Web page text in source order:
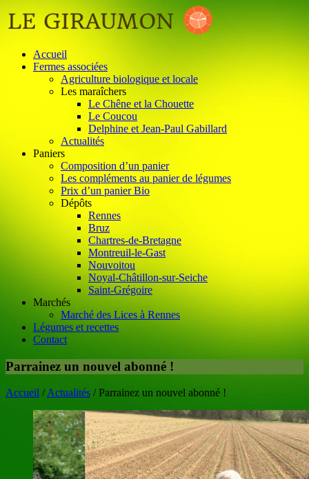
Accueil
Fermes associées
Agriculture biologique et locale
Les maraîchers
Le Chêne et la Chouette
Le Coucou
Delphine et Jean-Paul Gabillard
Actualités
Paniers
Composition d’un panier
Les compléments au panier de légumes
Prix d’un panier Bio
Dépôts
Rennes
Bruz
Chartres-de-Bretagne
Montreuil-le-Gast
Nouvoitou
Noyal-Châtillon-sur-Seiche
Saint-Grégoire
Marchés
Marché des Lices à Rennes
Légumes et recettes
Contact
Parrainez un nouvel abonné !
Accueil /Actualités /Parrainez un nouvel abonné !